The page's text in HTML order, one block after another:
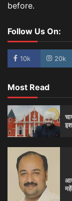
before.
Follow Us On:
10k 20k
Most Read